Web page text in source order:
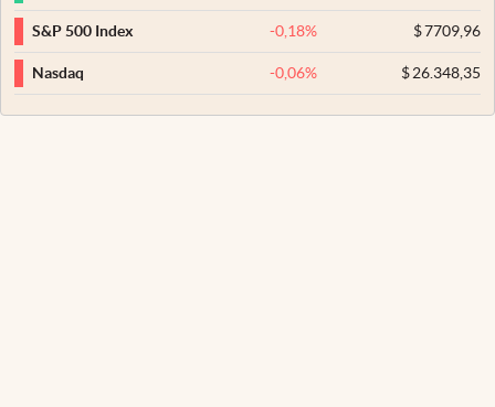
S&P 500 Index -0,18% $7709,96
Nasdaq -0,06% $26.348,35